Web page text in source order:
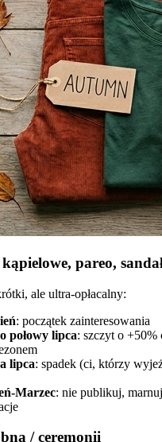
pareo,
ale ultra-opłacalny:
: początek zainteresowania
połowy lipca: szczyt o
lipca: spadek (ci, którzy
Marzec: nie publikuj,
/ ceremonii